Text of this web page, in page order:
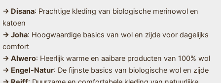
→ Disana: Prachtige kleding van biologische merinowol en
katoen
→ Joha: Hoogwaardige basics van wol en zijde voor dagelijks
comfort
→ Alwero: Heerlijk warme en aaibare producten van 100% wol
→ Engel-Natur: De fijnste basics van biologische wol en zijde